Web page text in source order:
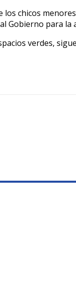
chicos
Gobierno para
verdes,